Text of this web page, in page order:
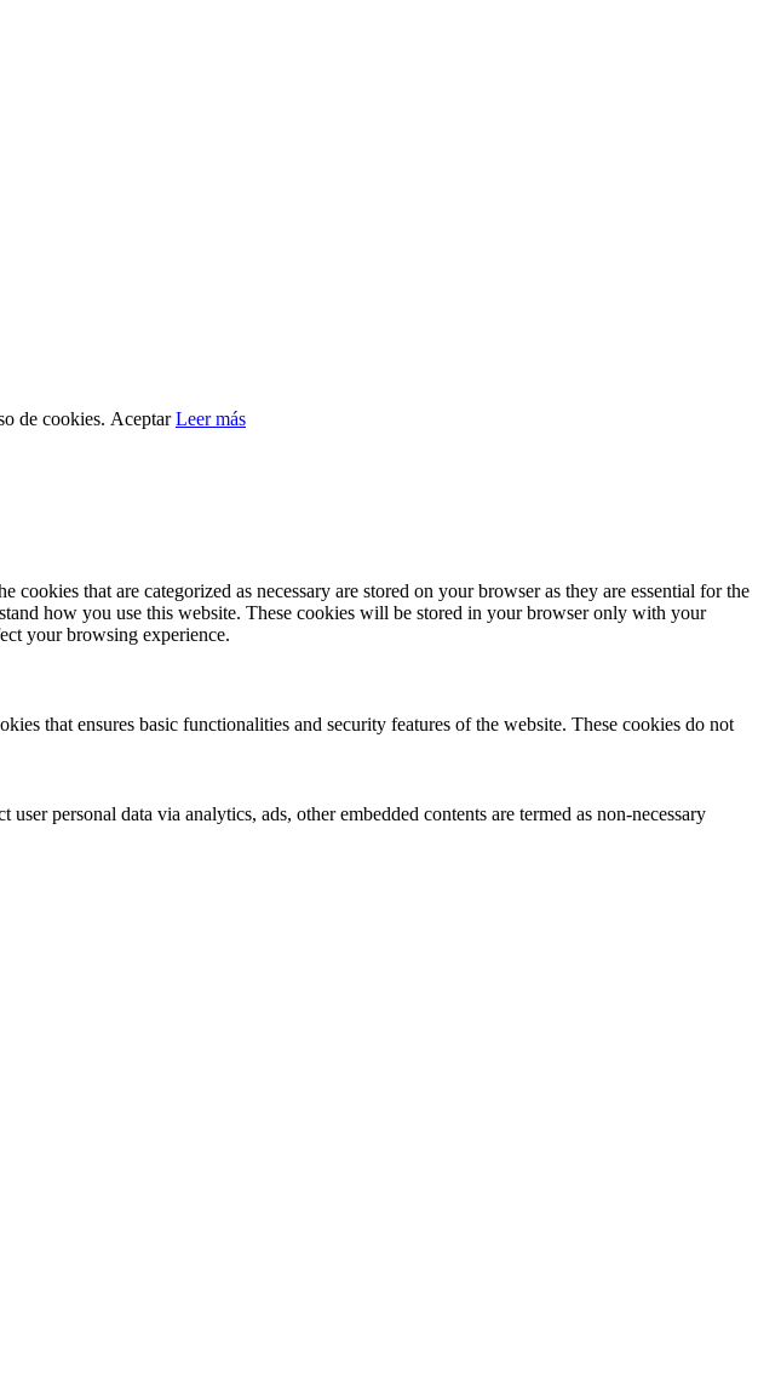
de cookies. Aceptar Leer más
that are categorized as necessary are stored on your browser as they are essential for the
how you use this website. These cookies will be stored in your browser only with your
your browsing experience.
that ensures basic functionalities and security features of the website. These cookies do not
personal data via analytics, ads, other embedded contents are termed as non-necessary